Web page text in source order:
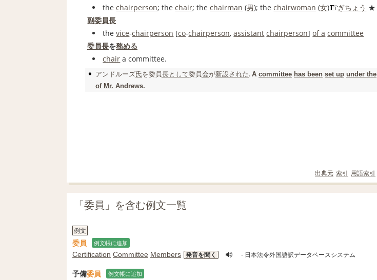
thechairperson; thechair; thechairman (男); thechairwoman (女) ぎちょう ★
副委員長
thevice‐chairperson [co‐chairperson,assistant chairperson]of a committee
委員長を務める
chair a committee.
アンドルーズ氏を委員長として委員会が新設された. A committee has been set up under the
of Mr. Andrews.
出典元 索引 用語索引
「委員」を含む例文一覧
例文
委員 例文帳に追加
Certification Committee Members 発音を聞く - 日本法令外国語訳データベースシステム
予備委員 例文帳に追加